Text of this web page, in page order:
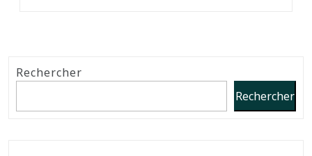
Rechercher
Rechercher